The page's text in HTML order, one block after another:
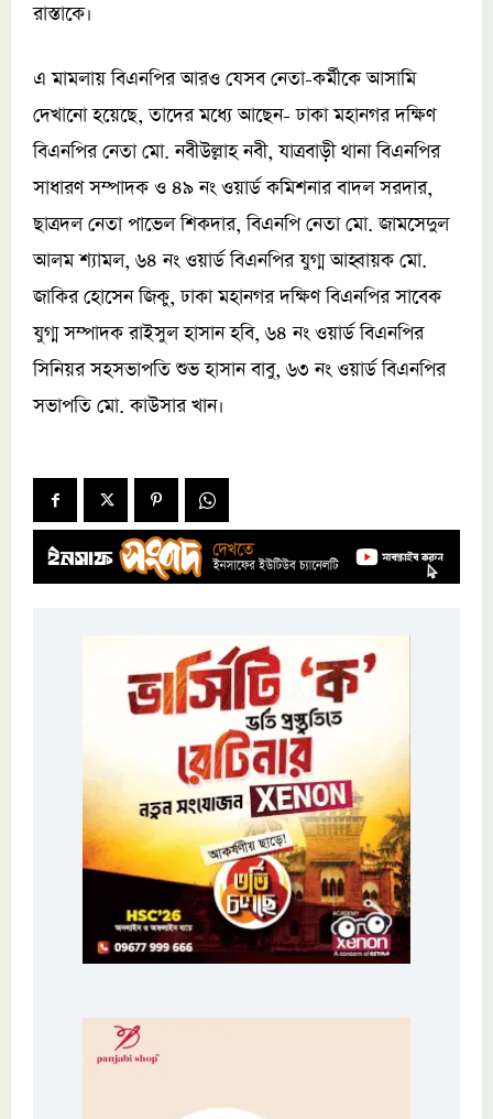
রাস্তাকে।
এ মামলায় বিএনপির আরও যেসব নেতা-কর্মীকে আসামি
দেখানো হয়েছে, তাদের মধ্যে আছেন- ঢাকা মহানগর দক্ষিণ
বিএনপির নেতা মো. নবীউল্লাহ নবী, যাত্রবাড়ী থানা বিএনপির
সাধারণ সম্পাদক ও ৪৯ নং ওয়ার্ড কমিশনার বাদল সরদার,
ছাত্রদল নেতা পাভেল শিকদার, বিএনপি নেতা মো. জামসেদুল
আলম শ্যামল, ৬৪ নং ওয়ার্ড বিএনপির যুগ্ম আহ্বায়ক মো.
জাকির হোসেন জিকু, ঢাকা মহানগর দক্ষিণ বিএনপির সাবেক
যুগ্ম সম্পাদক রাইসুল হাসান হবি, ৬৪ নং ওয়ার্ড বিএনপির
সিনিয়র সহসভাপতি শুভ হাসান বাবু, ৬৩ নং ওয়ার্ড বিএনপির
সভাপতি মো. কাউসার খান।